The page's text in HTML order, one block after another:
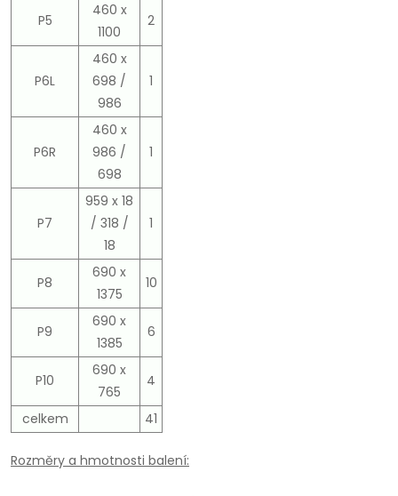
P5
460 x
1100
2
P6L
460 x
698 /
986
1
P6R
460 x
986 /
698
1
P7
959 x 18
/ 318 /
18
1
P8
690 x
1375
10
P9
690 x
1385
6
P10
690 x
765
4
celkem 41
Rozměry a hmotnosti balení: